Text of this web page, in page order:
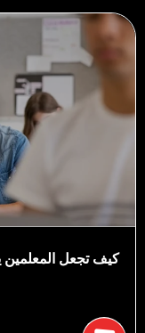
كيف تجعل